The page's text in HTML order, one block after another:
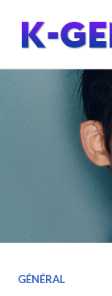
contenu
principal
K-GEN
GÉNÉRAL